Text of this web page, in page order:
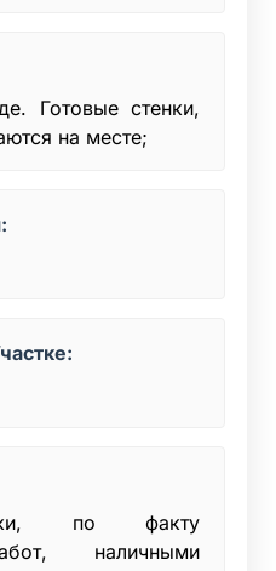
Готовые стенки,
на месте;
по факту
наличными